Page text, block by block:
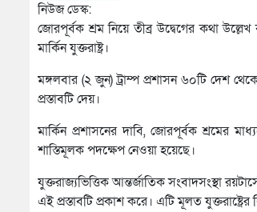
নিউজ ডেস্ক:
জোরপূর্বক শ্রম নিয়ে তীব্র উদ্বেগের কথা
মার্কিন যুক্তরাষ্ট্র।
মঙ্গলবার (২ জুন) ট্রাম্প প্রশাসন ৬০টি দেশ
প্রস্তাবটি দেয়।
মার্কিন প্রশাসনের দাবি, জোরপূর্বক শ্রমের
শাস্তিমূলক পদক্ষেপ নেওয়া হয়েছে।
যুক্তরাজ্যভিত্তিক আন্তর্জাতিক সংবাদসংস্থা
এই প্রস্তাবটি প্রকাশ করে। এটি মূলত